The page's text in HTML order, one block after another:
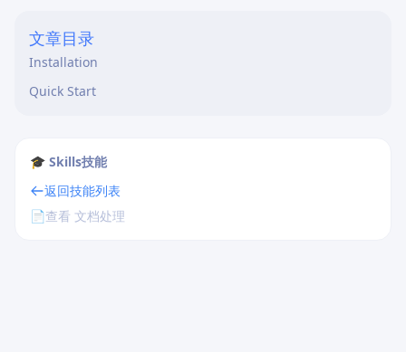
文章目录
Installation
Quick Start
🎓 Skills技能
返回技能列表
📄查看 文档处理